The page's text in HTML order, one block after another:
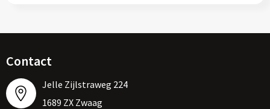
Contact
Jelle Zijlstraweg 224
1689 ZX Zwaag